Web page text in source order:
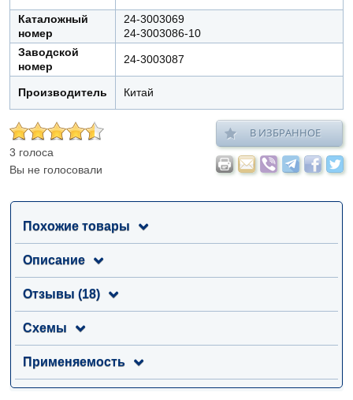
Каталожный
номер
24-3003069
24-3003086-10
Заводской
номер
24-3003087
Производитель Китай
3 голоса
Вы не голосовали
В ИЗБРАННОЕ
Похожие товары
Описание
Отзывы (18)
Схемы
Применяемость